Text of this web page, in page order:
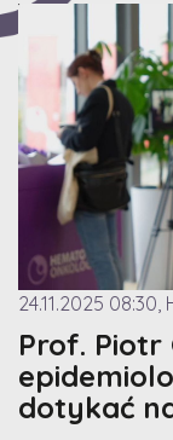
24.11.2025
Prof.
dotykać